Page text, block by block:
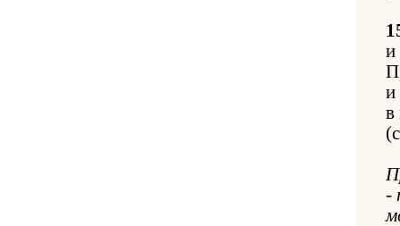
и
и
в
-